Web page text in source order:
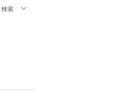
索